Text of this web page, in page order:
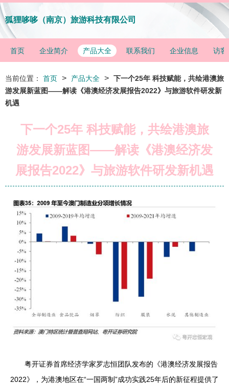
狐狸哆哆（南京）旅游科技有限公司
首页 企业简介 产品大全 联系我们 企业信息 访客
当前位置： 首页 > 产品大全 > 下一个25年 科技赋能，共绘港澳旅
游发展新蓝图——解读《港澳经济发展报告2022》与旅游软件研发新
机遇
下一个25年 科技赋能，共绘港澳旅
游发展新蓝图——解读《港澳经济发
展报告2022》与旅游软件研发新机遇
粤开证券首席经济学家罗志恒团队发布的《港澳经济发展报告
2022》，为港澳地区在“一国两制”成功实践25年后的新征程提供了